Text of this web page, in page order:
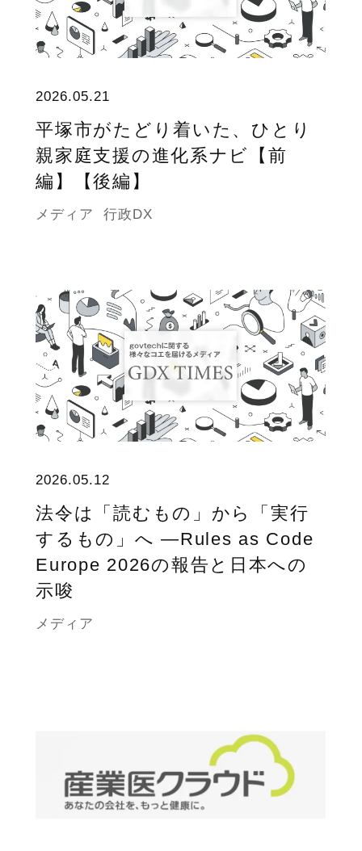
2026.05.21
平塚市がたどり着いた、ひとり
親家庭支援の進化系ナビ【前
編】【後編】
メディア 行政DX
2026.05.12
法令は「読むもの」から「実行
するもの」へ ―Rules as Code
Europe 2026の報告と日本への
示唆
メディア